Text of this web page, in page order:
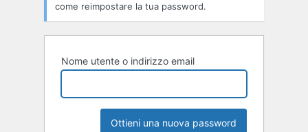
come reimpostare la tua password.
Nome utente o indirizzo email